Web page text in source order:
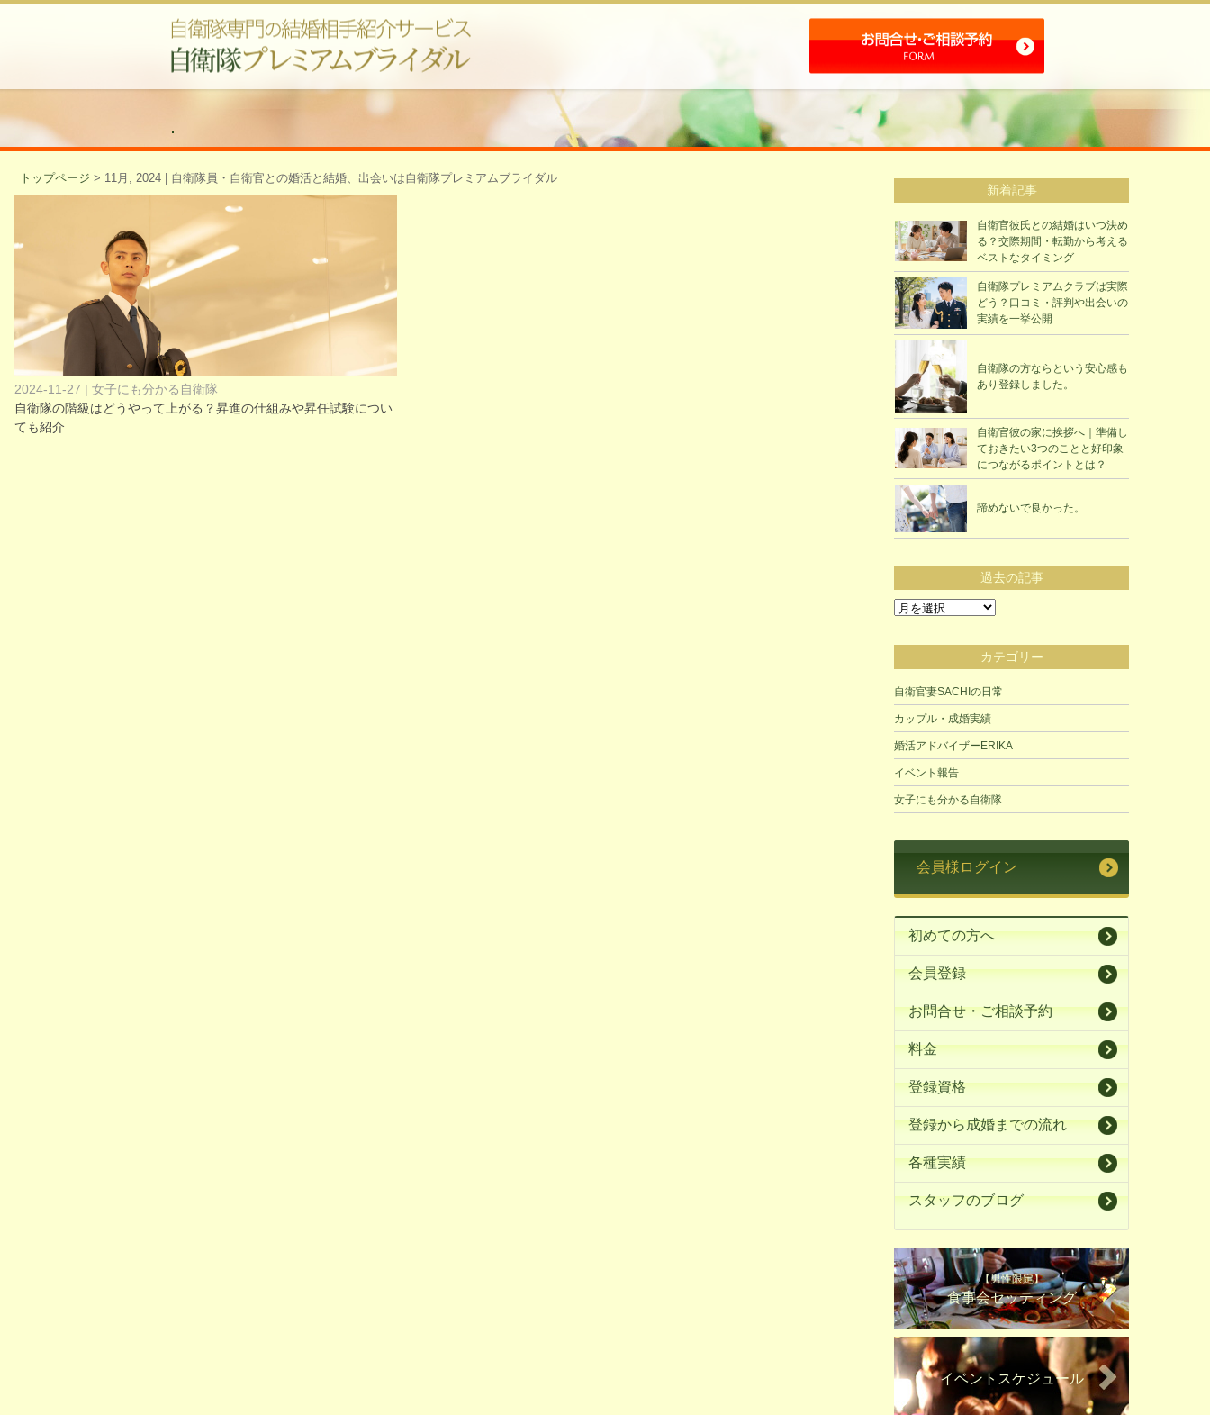
トップページ > 11月, 2024 | 自衛隊員・自衛官との婚活と結婚、出会いは自衛隊プレミアムブライダル
2024-11-27 | 女子にも分かる自衛隊
自衛隊の階級はどうやって上がる？昇進の仕組みや昇任試験につい
ても紹介
新着記事
自衛官彼氏との結婚はいつ決め
る？交際期間・転勤から考える
ベストなタイミング
自衛隊プレミアムクラブは実際
どう？口コミ・評判や出会いの
実績を一挙公開
自衛隊の方ならという安心感も
あり登録しました。
自衛官彼の家に挨拶へ｜準備し
ておきたい3つのことと好印象
につながるポイントとは？
諦めないで良かった。
過去の記事
過
の
カテゴリー
自衛官妻SACHIの日常
カップル・成婚実績
婚活アドバイザーERIKA
イベント報告
女子にも分かる自衛隊
会員様ログイン
初めての方へ
会員登録
お問合せ・ご相談予約
料金
登録資格
登録から成婚までの流れ
各種実績
スタッフのブログ
【男性限定】
食事会セッティング
イベントスケジュール